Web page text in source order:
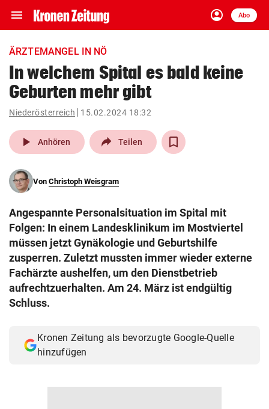
menu Navigation
ein-/ausklappen
account_circle
Anmelden
Abo
close Schließen
account_circle Anmelden
pin_drop
Wien arrow_right
search
eingeben
© Krone Multimedia GmbH & Co KG 2026
Muthgasse 2, 1190 Wien
ÄRZTEMANGEL IN NÖ
In welchem Spital es bald keine
Geburten mehr gibt
Niederösterreich 15.02.2024 18:32
play_arrow Anhören Teilen
Von Christoph Weisgram
Angespannte Personalsituation im Spital mit
Folgen: In einem Landesklinikum im Mostviertel
müssen jetzt Gynäkologie und Geburtshilfe
zusperren. Zuletzt mussten immer wieder externe
Fachärzte aushelfen, um den Dienstbetrieb
aufrechtzuerhalten. Am 24. März ist endgültig
Schluss.
Kronen Zeitung als bevorzugte Google-Quelle
hinzufügen